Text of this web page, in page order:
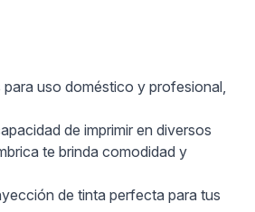
uso doméstico y profesional,
de imprimir en diversos
te brinda comodidad y
de tinta perfecta para tus